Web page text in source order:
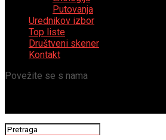
Putovanja
Urednikov izbor
Top liste
Društveni skener
Kontakt
Povežite se s nama